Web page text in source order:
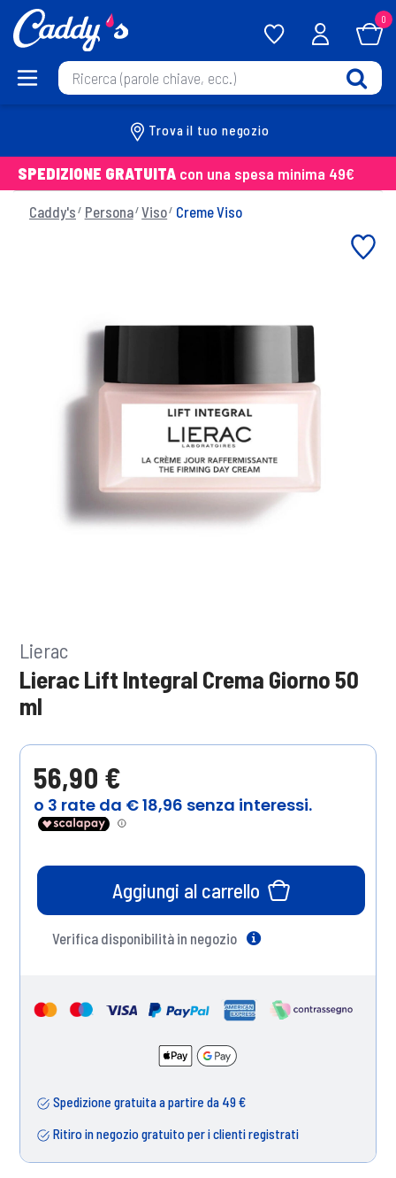
0
Trova il tuo negozio
SPEDIZIONE GRATUITA con una spesa minima 49€
Caddy's Persona Viso Creme Viso
Lierac
Lierac Lift Integral Crema Giorno 50
ml
56,90 €
Aggiungi al carrello
Verifica disponibilità in negozio
Spedizione gratuita a partire da 49 €
Ritiro in negozio gratuito per i clienti registrati